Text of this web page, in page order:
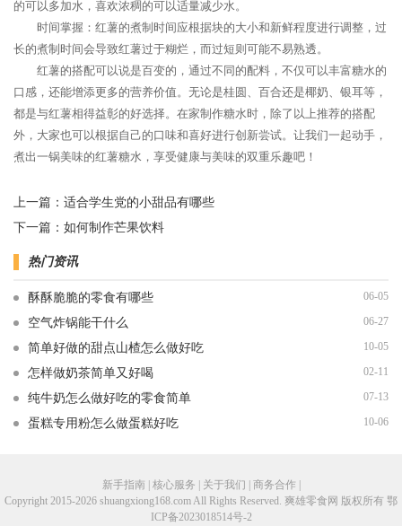
的可以多加水，喜欢浓稠的可以适量减少水。
时间掌握：红薯的煮制时间应根据块的大小和新鲜程度进行调整，过
长的煮制时间会导致红薯过于糊烂，而过短则可能不易熟透。
红薯的搭配可以说是百变的，通过不同的配料，不仅可以丰富糖水的
口感，还能增添更多的营养价值。无论是桂圆、百合还是椰奶、银耳等，
都是与红薯相得益彰的好选择。在家制作糖水时，除了以上推荐的搭配
外，大家也可以根据自己的口味和喜好进行创新尝试。让我们一起动手，
煮出一锅美味的红薯糖水，享受健康与美味的双重乐趣吧！
上一篇： 适合学生党的小甜品有哪些
下一篇： 如何制作芒果饮料
热门资讯
酥酥脆脆的零食有哪些 06-05
空气炸锅能干什么 06-27
简单好做的甜点山楂怎么做好吃 10-05
怎样做奶茶简单又好喝 02-11
纯牛奶怎么做好吃的零食简单 07-13
蛋糕专用粉怎么做蛋糕好吃 10-06
新手指南 | 核心服务 | 关于我们 | 商务合作 |
Copyright 2015-2026 shuangxiong168.com All Rights Reserved. 爽雄零食网 版权所有 鄂
ICP备2023018514号-2